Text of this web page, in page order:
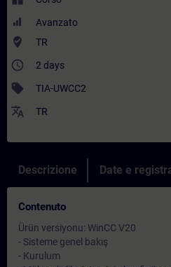
Avanzato
where_to_vote TR
access_time 2 days
sell TIA-UWCC2
translate TR
Descrizione Date e
Contenuto
Ürün versiyonu: WinCC V20
- Sisteme genel bakış
- Kurulum